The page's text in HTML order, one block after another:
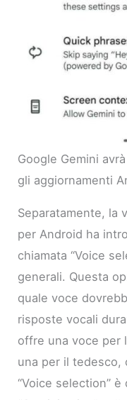
Google Gemini
gli aggiornamenti
Separatamente, la
per Android ha
chiamata “Voice
generali. Questa
quale voce
risposte vocali
offre una voce per
una per il tedesco,
“Voice selection” è